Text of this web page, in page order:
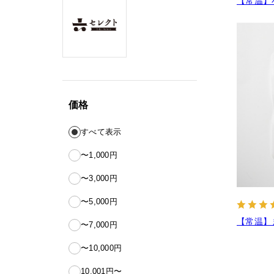
価格
すべて表示
〜1,000円
〜3,000円
〜5,000円
〜7,000円
〜10,000円
10,001円〜
【常温